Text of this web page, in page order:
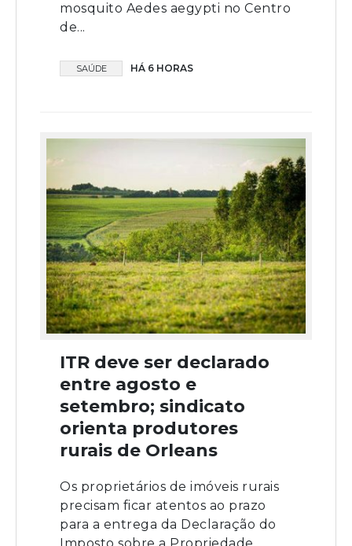
mosquito Aedes aegypti no Centro
de...
SAÚDE HÁ 6 HORAS
ITR deve ser declarado
entre agosto e
setembro; sindicato
orienta produtores
rurais de Orleans
Os proprietários de imóveis rurais
precisam ficar atentos ao prazo
para a entrega da Declaração do
Imposto sobre a Propriedade